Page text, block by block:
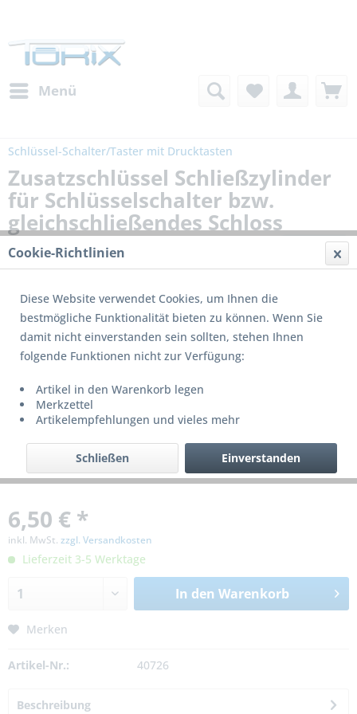
Menü
Schlüssel-Schalter/Taster mit Drucktasten
Zusatzschlüssel Schließzylinder
für Schlüsselschalter bzw.
gleichschließendes Schloss
6,50 € *
inkl. MwSt. zzgl. Versandkosten
Lieferzeit 3-5 Werktage
In den Warenkorb
Merken
Artikel-Nr.: 40726
Beschreibung
Cookie-Richtlinien
Diese Website verwendet Cookies, um Ihnen die
bestmögliche Funktionalität bieten zu können. Wenn Sie
damit nicht einverstanden sein sollten, stehen Ihnen
folgende Funktionen nicht zur Verfügung:
Artikel in den Warenkorb legen
Merkzettel
Artikelempfehlungen und vieles mehr
Einverstanden
Schließen